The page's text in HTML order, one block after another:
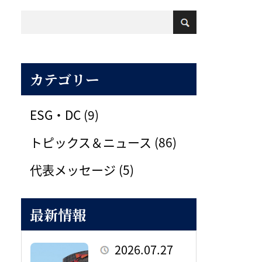
カテゴリー
ESG・DC (9)
トピックス＆ニュース (86)
代表メッセージ (5)
最新情報
2026.07.27